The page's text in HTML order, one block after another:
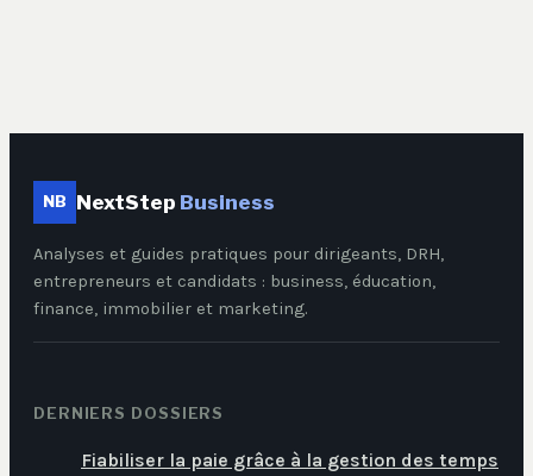
NB NextStep Business
Analyses et guides pratiques pour dirigeants, DRH,
entrepreneurs et candidats : business, éducation,
finance, immobilier et marketing.
DERNIERS DOSSIERS
Fiabiliser la paie grâce à la gestion des temps